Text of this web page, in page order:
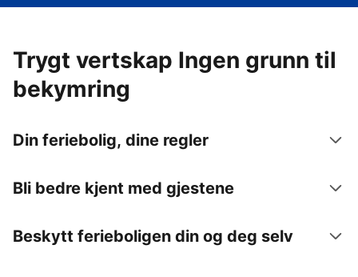
Trygt vertskap Ingen grunn til
bekymring
Din feriebolig, dine regler
Bli bedre kjent med gjestene
Beskytt ferieboligen din og deg selv